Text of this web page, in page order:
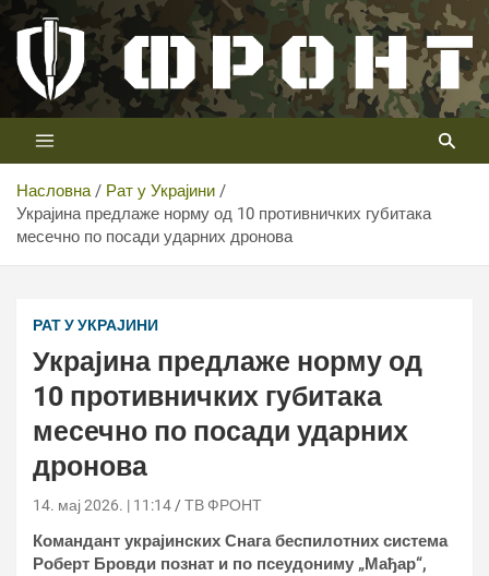
Скип
цонтент
Телевизија ФРОНТ
Први војни канал у Србији
Насловна
Рат у Украјини
Украјина предлаже норму од 10 противничких губитака
месечно по посади ударних дронова
РАТ У УКРАЈИНИ
Украјина предлаже норму од
10 противничких губитака
месечно по посади ударних
дронова
14. мај 2026. | 11:14 ТВ ФРОНТ
Командант украјинских Снага беспилотних система
Роберт Бровди познат и по псеудониму „Мађар“,